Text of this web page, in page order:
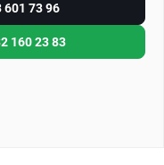
73 96
160 23 83